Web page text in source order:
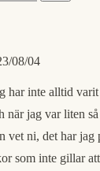
08/04
har inte alltid
när jag var liten
vet ni, det har jag
som inte gillar